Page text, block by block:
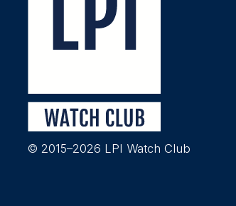
© 2015–2026 LPI Watch Club